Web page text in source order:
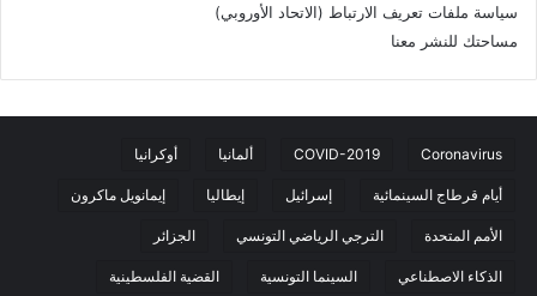
سياسة ملفات تعريف الارتباط (الاتحاد الأوروبي)
مساحتك للنشر معنا
Coronavirus
COVID-2019 ألمانيا أوكرانيا
أيام قرطاج السينمائية إسرائيل إيطاليا إيمانويل ماكرون
الأمم المتحدة الترجي الرياضي التونسي الجزائر
الذكاء الاصطناعي السينما التونسية القضية الفلسطينية